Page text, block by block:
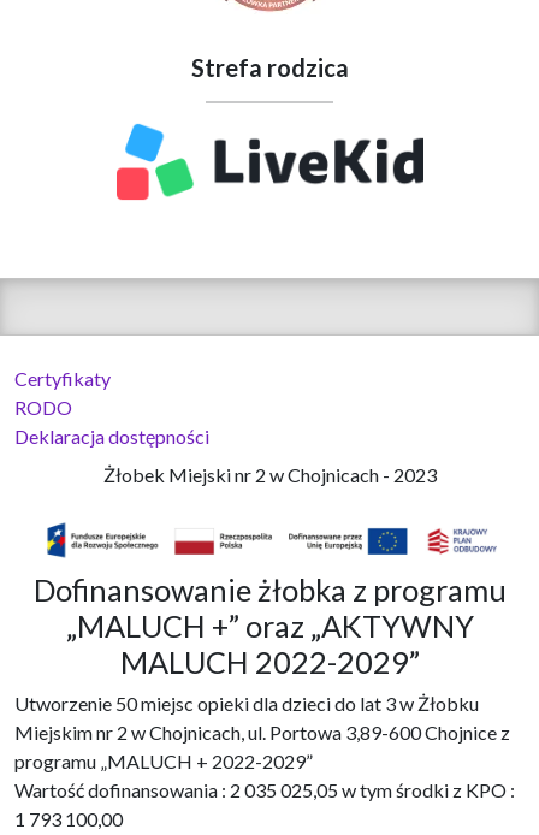
Strefa rodzica
Certyfikaty
RODO
Deklaracja dostępności
Żłobek Miejski nr 2 w Chojnicach - 2023
Dofinansowanie żłobka z programu
„MALUCH +” oraz „AKTYWNY
MALUCH 2022-2029”
Utworzenie 50 miejsc opieki dla dzieci do lat 3 w Żłobku
Miejskim nr 2 w Chojnicach, ul. Portowa 3,89-600 Chojnice z
programu „MALUCH + 2022-2029”
Wartość dofinansowania : 2 035 025,05 w tym środki z KPO :
1 793 100,00